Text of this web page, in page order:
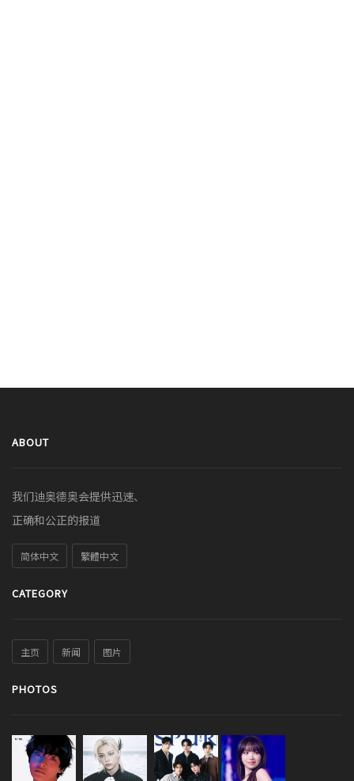
ABOUT
我们迪奥德奥会提供迅速、
正确和公正的报道
简体中文 繁體中文
CATEGORY
主页 新闻 图片
PHOTOS